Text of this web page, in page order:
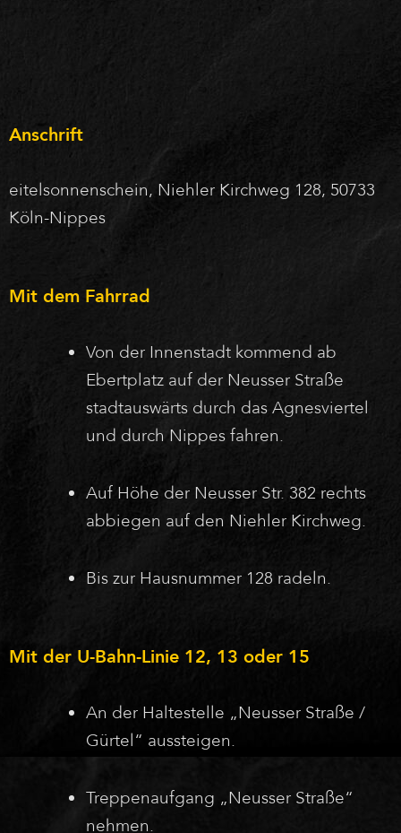
Anschrift
eitelsonnenschein, Niehler Kirchweg 128, 50733
Köln-Nippes
Mit dem Fahrrad
Von der Innenstadt kommend ab
Ebertplatz auf der Neusser Straße
stadtauswärts durch das Agnesviertel
und durch Nippes fahren.
Auf Höhe der Neusser Str. 382 rechts
abbiegen auf den Niehler Kirchweg.
Bis zur Hausnummer 128 radeln.
Mit der U-Bahn-Linie 12, 13 oder 15
An der Haltestelle „Neusser Straße /
Gürtel“ aussteigen.
Treppenaufgang „Neusser Straße“
nehmen.